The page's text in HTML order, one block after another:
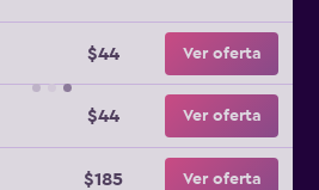
$44 Ver oferta
$44 Ver oferta
$185 Ver oferta